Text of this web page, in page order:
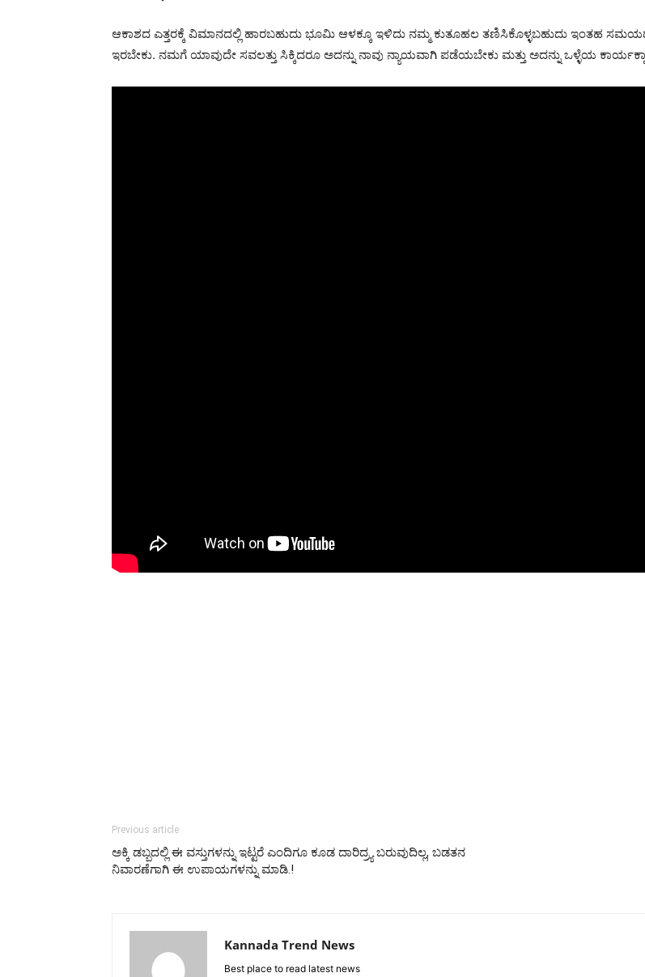
ಆಕಾಶದ ಎತ್ತರಕ್ಕೆ ವಿಮಾನದಲ್ಲಿ ಹಾರಬಹುದು ಭೂಮಿ ಆಳಕ್ಕೂ ಇಳಿದು ನಮ್ಮ ಕುತೂಹಲ ತಣಿಸಿಕೊಳ್ಳಬಹುದು ಇಂತಹ
ಇರಬೇಕು. ನಮಗೆ ಯಾವುದೇ ಸವಲತ್ತು ಸಿಕ್ಕಿದರೂ ಅದನ್ನು ನಾವು ನ್ಯಾಯವಾಗಿ ಪಡೆಯಬೇಕು ಮತ್ತು ಅದನ್ನು ಒಳ್ಳೆಯ
Previous article
ಅಕ್ಕಿ ಡಬ್ಬದಲ್ಲಿ ಈ ವಸ್ತುಗಳನ್ನು ಇಟ್ಟರೆ ಎಂದಿಗೂ ಕೂಡ ದಾರಿದ್ರ್ಯ ಬರುವುದಿಲ್ಲ, ಬಡತನ
ನಿವಾರಣೆಗಾಗಿ ಈ ಉಪಾಯಗಳನ್ನು ಮಾಡಿ.!
Kannada Trend News
Best place to read latest news